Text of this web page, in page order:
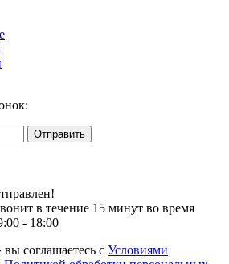
в течение 15 минут во время
- 18:00
соглашаетесь с Условиями